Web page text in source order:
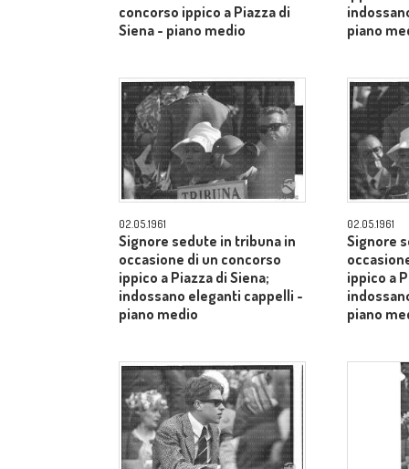
concorso ippico a Piazza di
Siena - piano medio
piano
02.05.1961
Signore sedute in tribuna in
occasione di un concorso
ippico a Piazza di Siena;
indossano eleganti cappelli -
piano medio
02.05.1961
Signore
ippico a
piano